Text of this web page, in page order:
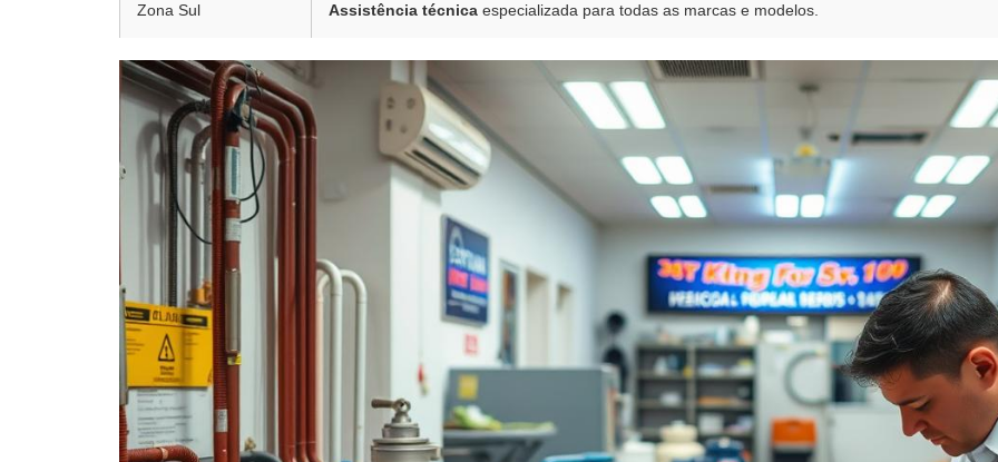
Zona Sul Assistência técnica especializada para todas as marcas e modelos.